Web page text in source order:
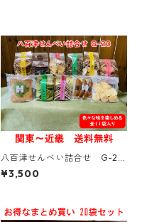
八百津せんべい詰合せ G-20
【贈答用・ギフトにおすす
め】【熨斗対応可能】
¥3,500